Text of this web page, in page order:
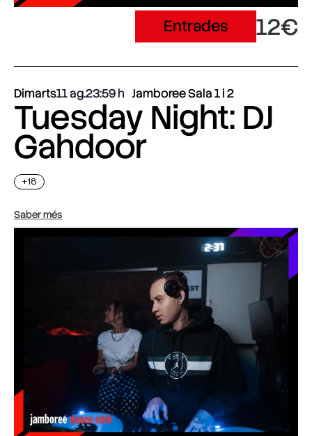
Entrades 12€
Dimarts11 ag.23:59 Jamboree Sala 1 i 2
Tuesday Night: DJ
Gahdoor
+18
Saber més